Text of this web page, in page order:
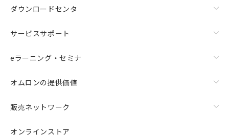
ダウンロードセンタ
サービスサポート
eラーニング・セミナ
オムロンの提供価値
販売ネットワーク
オンラインストア